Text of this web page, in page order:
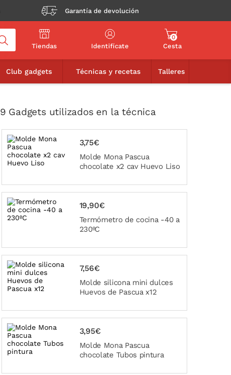
Garantía de devolución
Tiendas Identifícate
0
Cesta
Club gadgets Técnicas y recetas Talleres
9 Gadgets utilizados en la técnica
3,75€
Molde Mona Pascua
chocolate x2 cav Huevo Liso
19,90€
Termómetro de cocina -40 a
230ºC
7,56€
Molde silicona mini dulces
Huevos de Pascua x12
3,95€
Molde Mona Pascua
chocolate Tubos pintura